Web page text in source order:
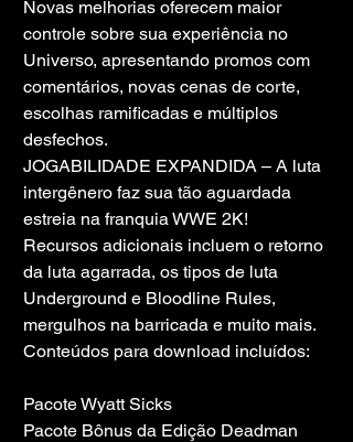
Novas melhorias oferecem maior
controle sobre sua experiência no
Universo, apresentando promos com
comentários, novas cenas de corte,
escolhas ramificadas e múltiplos
desfechos.
JOGABILIDADE EXPANDIDA – A luta
intergênero faz sua tão aguardada
estreia na franquia WWE 2K!
Recursos adicionais incluem o retorno
da luta agarrada, os tipos de luta
Underground e Bloodline Rules,
mergulhos na barricada e muito mais.
Conteúdos para download incluídos:
Pacote Wyatt Sicks
Pacote Bônus da Edição Deadman